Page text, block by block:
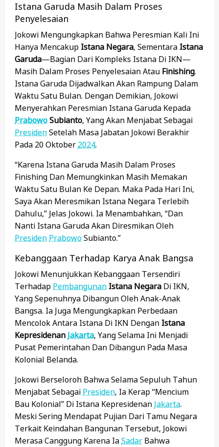
Istana Garuda Masih Dalam Proses
Penyelesaian
Jokowi Mengungkapkan Bahwa Peresmian Kali Ini
Hanya Mencakup Istana Negara, Sementara Istana
Garuda—bagian Dari Kompleks Istana Di IKN—
Masih Dalam Proses Penyelesaian Atau Finishing.
Istana Garuda Dijadwalkan Akan Rampung Dalam
Waktu Satu Bulan. Dengan Demikian, Jokowi
Menyerahkan Peresmian Istana Garuda Kepada
PrabowoSubianto, Yang Akan Menjabat Sebagai
PresidenSetelah Masa Jabatan Jokowi Berakhir
Pada 20 Oktober2024.
“Karena Istana Garuda Masih Dalam Proses
Finishing Dan Memungkinkan Masih Memakan
Waktu Satu Bulan Ke Depan. Maka Pada Hari Ini,
Saya Akan Meresmikan Istana Negara Terlebih
Dahulu,” Jelas Jokowi. Ia Menambahkan, “Dan
Nanti Istana Garuda Akan Diresmikan Oleh
PresidenPrabowoSubianto.”
Kebanggaan Terhadap Karya Anak Bangsa
Jokowi Menunjukkan Kebanggaan Tersendiri
TerhadapPembangunan Istana Negara Di IKN,
Yang Sepenuhnya Dibangun Oleh Anak-Anak
Bangsa. Ia Juga Mengungkapkan Perbedaan
Mencolok Antara Istana Di IKN Dengan Istana
Kepresidenan Jakarta, Yang Selama Ini Menjadi
Pusat Pemerintahan Dan Dibangun Pada Masa
Kolonial Belanda.
Jokowi Berseloroh Bahwa Selama Sepuluh Tahun
Menjabat SebagaiPresiden, Ia Kerap “mencium
Bau Kolonial” Di Istana Kepresidenan Jakarta.
Meski Sering Mendapat Pujian Dari Tamu Negara
Terkait Keindahan Bangunan Tersebut, Jokowi
Merasa Canggung Karena IaSadar Bahwa